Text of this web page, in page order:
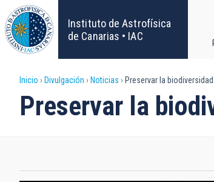
Pasar
al
contenido
principal
Instituto de Astrofísica
de Canarias • IAC
Sobrescribir
enlaces
ayuda
Inicio Divulgación Noticias Preservar la
Preservar la